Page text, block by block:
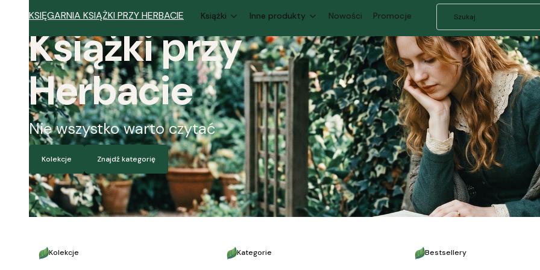
KSIĘGARNIA KSIĄŻKI PRZY HERBACIE Książki Inne produkty Nowości Promocje
Książki przy
Herbacie
Nie wszystko warto czytać
Kolekcje Znajdź kategorię
Kolekcje Kategorie Bestsellery